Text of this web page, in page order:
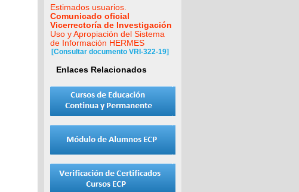
Estimados usuarios.
Comunicado oficial
Vicerrectoría de Investigación
Uso y Apropiación del Sistema
de Información HERMES
[Consultar documento VRI-322-19]
Enlaces Relacionados